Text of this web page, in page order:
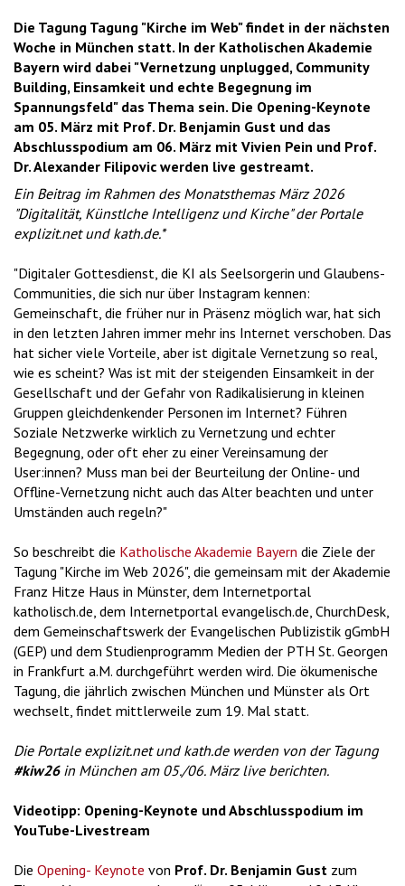
Die Tagung Tagung "Kirche im Web" findet in der nächsten
Woche in München statt. In der Katholischen Akademie
Bayern wird dabei "Vernetzung unplugged, Community
Building, Einsamkeit und echte Begegnung im
Spannungsfeld" das Thema sein. Die Opening-Keynote
am 05. März mit Prof. Dr. Benjamin Gust und das
Abschlusspodium am 06. März mit Vivien Pein und Prof.
Dr. Alexander Filipovic werden live gestreamt.
Ein Beitrag im Rahmen des Monatsthemas März 2026
"Digitalität, Künstlche Intelligenz und Kirche" der Portale
explizit.net und kath.de.*
"Digitaler Gottesdienst, die KI als Seelsorgerin und Glaubens-
Communities, die sich nur über Instagram kennen:
Gemeinschaft, die früher nur in Präsenz möglich war, hat sich
in den letzten Jahren immer mehr ins Internet verschoben. Das
hat sicher viele Vorteile, aber ist digitale Vernetzung so real,
wie es scheint? Was ist mit der steigenden Einsamkeit in der
Gesellschaft und der Gefahr von Radikalisierung in kleinen
Gruppen gleichdenkender Personen im Internet? Führen
Soziale Netzwerke wirklich zu Vernetzung und echter
Begegnung, oder oft eher zu einer Vereinsamung der
User:innen? Muss man bei der Beurteilung der Online- und
Offline-Vernetzung nicht auch das Alter beachten und unter
Umständen auch regeln?"
So beschreibt die Katholische Akademie Bayern die Ziele der
Tagung "Kirche im Web 2026", die gemeinsam mit der Akademie
Franz Hitze Haus in Münster, dem Internetportal
katholisch.de, dem Internetportal evangelisch.de, ChurchDesk,
dem Gemeinschaftswerk der Evangelischen Publizistik gGmbH
(GEP) und dem Studienprogramm Medien der PTH St. Georgen
in Frankfurt a.M. durchgeführt werden wird. Die ökumenische
Tagung, die jährlich zwischen München und Münster als Ort
wechselt, findet mittlerweile zum 19. Mal statt.
Die Portale explizit.net und kath.de werden von der Tagung
#kiw26 in München am 05./06. März live berichten.
Videotipp: Opening-Keynote und Abschlusspodium im
YouTube-Livestream
Die Opening- Keynote von Prof. Dr. Benjamin Gust zum